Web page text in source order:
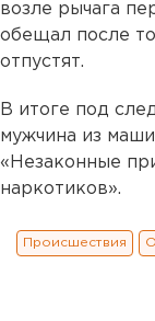
возле рычага
обещал после
отпустят.
В итоге под
мужчина из
«Незаконные
наркотиков».
Происшествия